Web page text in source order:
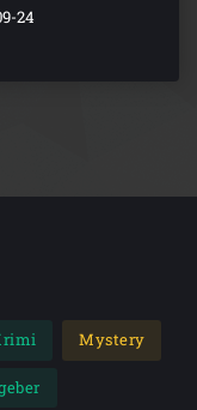
24
Mystery